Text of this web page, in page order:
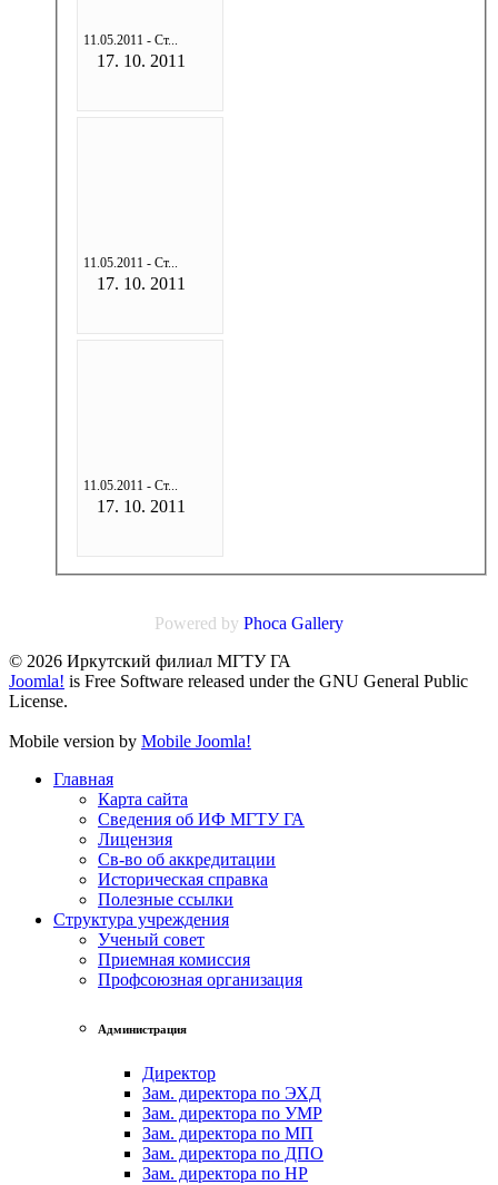
11.05.2011 - Ст...
17. 10. 2011
11.05.2011 - Ст...
17. 10. 2011
11.05.2011 - Ст...
17. 10. 2011
Powered by Phoca Gallery
© 2026 Иркутский филиал МГТУ ГА
Joomla! is Free Software released under the GNU General Public
License.
Mobile version by Mobile Joomla!
Главная
Карта сайта
Сведения об ИФ МГТУ ГА
Лицензия
Св-во об аккредитации
Историческая справка
Полезные ссылки
Структура учреждения
Ученый совет
Приемная комиссия
Профсоюзная организация
Администрация
Директор
Зам. директора по ЭХД
Зам. директора по УМР
Зам. директора по МП
Зам. директора по ДПО
Зам. директора по НР